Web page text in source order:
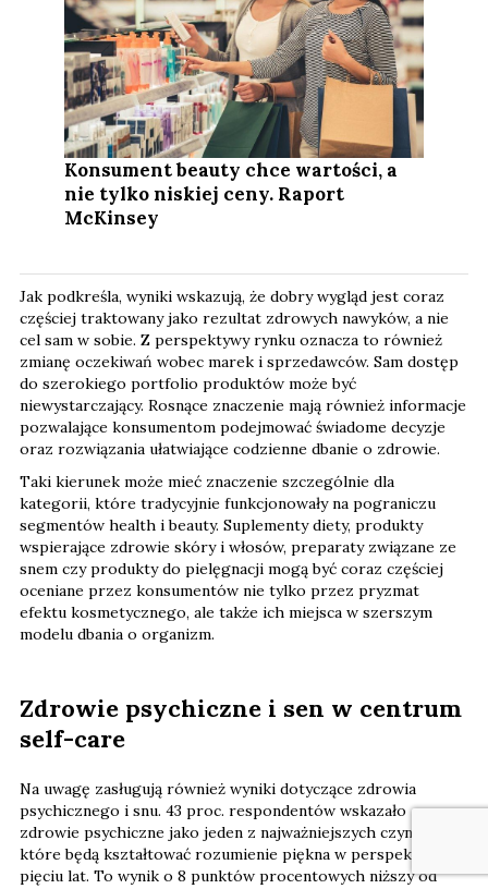
Konsument beauty chce wartości, a
nie tylko niskiej ceny. Raport
McKinsey
Jak podkreśla, wyniki wskazują, że dobry wygląd jest coraz
częściej traktowany jako rezultat zdrowych nawyków, a nie
cel sam w sobie. Z perspektywy rynku oznacza to również
zmianę oczekiwań wobec marek i sprzedawców. Sam dostęp
do szerokiego portfolio produktów może być
niewystarczający. Rosnące znaczenie mają również informacje
pozwalające konsumentom podejmować świadome decyzje
oraz rozwiązania ułatwiające codzienne dbanie o zdrowie.
Taki kierunek może mieć znaczenie szczególnie dla
kategorii, które tradycyjnie funkcjonowały na pograniczu
segmentów health i beauty. Suplementy diety, produkty
wspierające zdrowie skóry i włosów, preparaty związane ze
snem czy produkty do pielęgnacji mogą być coraz częściej
oceniane przez konsumentów nie tylko przez pryzmat
efektu kosmetycznego, ale także ich miejsca w szerszym
modelu dbania o organizm.
Zdrowie psychiczne i sen w centrum
self-care
Na uwagę zasługują również wyniki dotyczące zdrowia
psychicznego i snu. 43 proc. respondentów wskazało
zdrowie psychiczne jako jeden z najważniejszych czynników,
które będą kształtować rozumienie piękna w perspektywie
pięciu lat. To wynik o 8 punktów procentowych niższy od